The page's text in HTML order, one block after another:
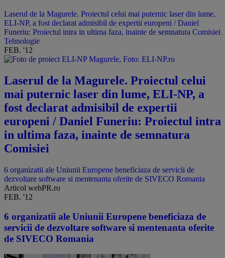
Laserul de la Magurele. Proiectul celui mai puternic laser din lume,
ELI-NP, a fost declarat admisibil de expertii europeni / Daniel
Funeriu: Proiectul intra in ultima faza, inainte de semnatura Comisiei
Tehnologie
FEB. '12
Laserul de la Magurele. Proiectul celui
mai puternic laser din lume, ELI-NP, a
fost declarat admisibil de expertii
europeni / Daniel Funeriu: Proiectul intra
in ultima faza, inainte de semnatura
Comisiei
6 organizatii ale Uniunii Europene beneficiaza de servicii de
dezvoltare software si mentenanta oferite de SIVECO Romania
Articol webPR.ro
FEB. '12
6 organizatii ale Uniunii Europene beneficiaza de
servicii de dezvoltare software si mentenanta oferite
de SIVECO Romania